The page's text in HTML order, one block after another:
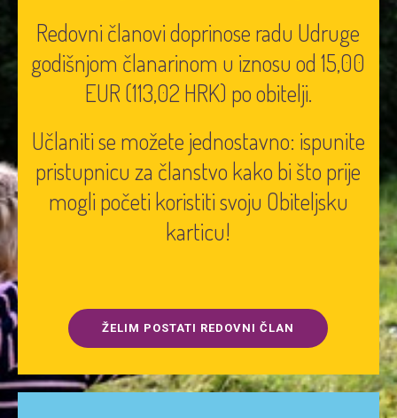
Redovni članovi doprinose radu Udruge
godišnjom članarinom u iznosu od 15,00
EUR (113,02 HRK) po obitelji.
Učlaniti se možete jednostavno: ispunite
pristupnicu za članstvo kako bi što prije
mogli početi koristiti svoju Obiteljsku
karticu!
ŽELIM POSTATI REDOVNI ČLAN